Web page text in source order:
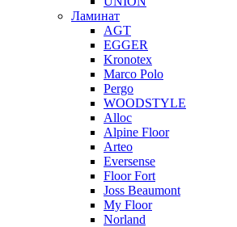
Ламинат
AGT
EGGER
Kronotex
Marco Polo
Pergo
WOODSTYLE
Alloc
Alpine Floor
Arteo
Eversense
Floor Fort
Joss Beaumont
My Floor
Norland